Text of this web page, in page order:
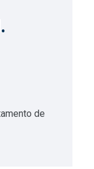
de